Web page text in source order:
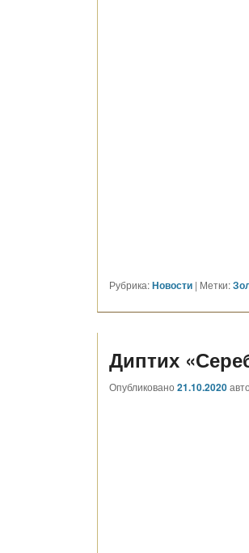
Рубрика:Новости | Метки:
Диптих
Опубликовано 21.10.2020